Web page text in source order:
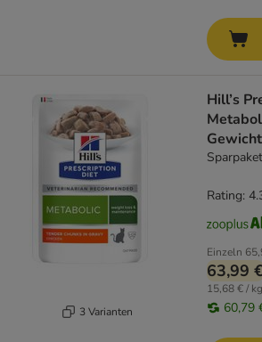
3 Varianten
Hill’s
Einzeln
63,99
15,68 € / kg
60,79
Rating: